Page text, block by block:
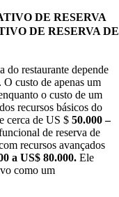
DE RESERVA
DE RESERVA DE
do restaurante depende
O custo de apenas um
o custo de um
recursos básicos do
cerca de US $50.000 –
de reserva de
recursos avançados
a US$ 80.000. Ele
como um